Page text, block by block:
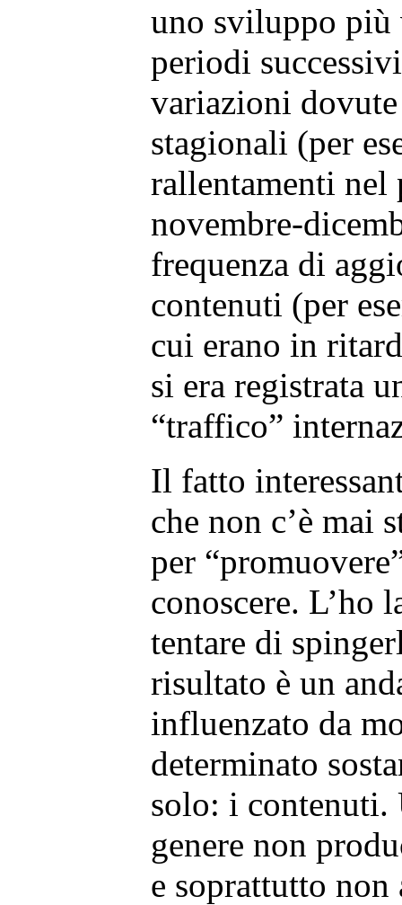
uno sviluppo più
periodi
variazioni
stagionali (per
rallentamenti nel
novembre-
frequenza di
contenuti (per
cui erano in
si era registrata
“traffico”
Il fatto
che non c’è mai
per
conoscere. L’ho
tentare di
risultato è un
influenzato da
determinato
solo: i contenuti.
genere non
e soprattutto